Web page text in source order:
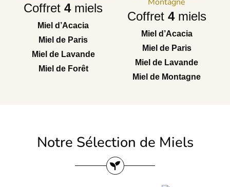
Coffret4miels
Miel d’Acacia
Miel de Paris
Miel de Lavande
Miel de Forêt
Coffret 4miels
Miel d’Acacia
Miel de Paris
Miel de Lavande
Miel de Montagne
Notre Sélection de Miels